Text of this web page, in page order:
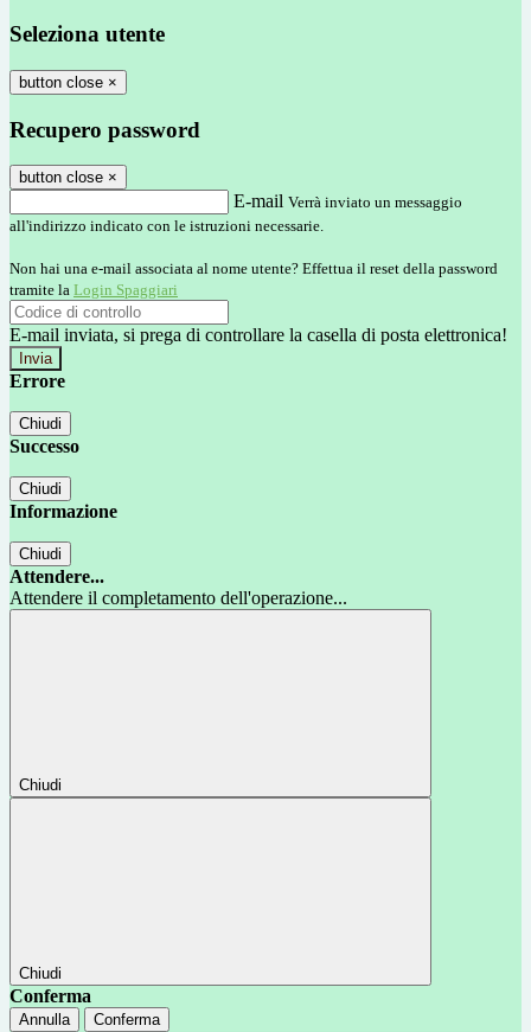
Seleziona utente
button close ×
Recupero password
button close ×
E-mail Verrà inviato un messaggio
all'indirizzo indicato con le istruzioni necessarie.
Non hai una e-mail associata al nome utente? Effettua il reset della password
tramite la Login Spaggiari
E-mail inviata, si prega di controllare la casella di posta elettronica!
Errore
Chiudi
Successo
Chiudi
Informazione
Chiudi
Attendere...
Attendere il completamento dell'operazione...
Chiudi
Chiudi
Conferma
Annulla Conferma